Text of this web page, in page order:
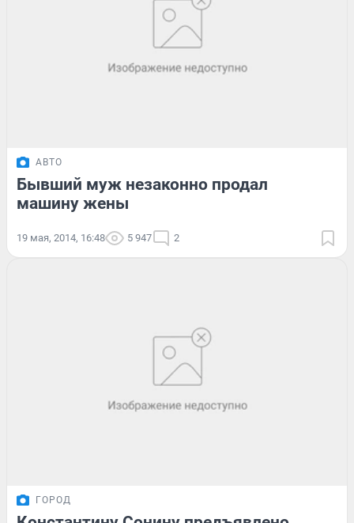
АВТО
Бывший муж незаконно продал
машину жены
19 мая, 2014, 16:48 5 947 2
ГОРОД